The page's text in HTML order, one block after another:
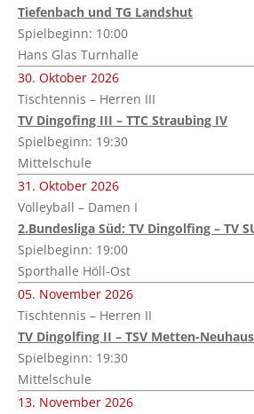
Tiefenbach und TG Landshut
Spielbeginn: 10:00
Hans Glas Turnhalle
30. Oktober 2026
Tischtennis – Herren III
TV Dingofing III – TTC Straubing IV
Spielbeginn: 19:30
Mittelschule
31. Oktober 2026
Volleyball – Damen I
2.Bundesliga Süd: TV Dingolfing – TV
Spielbeginn: 19:00
Sporthalle Höll-Ost
05. November 2026
Tischtennis – Herren II
TV Dingolfing II – TSV Metten-
Spielbeginn: 19:30
Mittelschule
13. November 2026